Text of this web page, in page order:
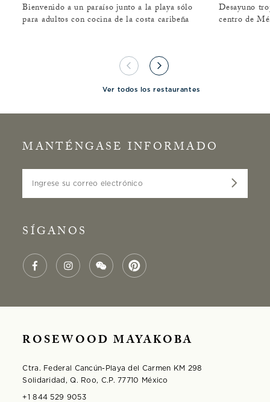
Bienvenido a un paraíso junto a la playa sólo
para adultos con cocina de la costa caribeña
Desayuno
centro de
Ver todos los restaurantes
MANTÉNGASE INFORMADO
SÍGANOS
ROSEWOOD MAYAKOBA
Ctra. Federal Cancún-Playa del Carmen KM 298
Solidaridad, Q. Roo, C.P. 77710 México
+1 844 529 9053